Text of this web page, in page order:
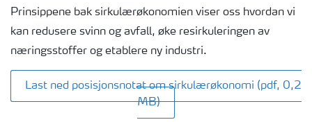
Prinsippene bak sirkulærøkonomien viser oss hvordan vi
kan redusere svinn og avfall, øke resirkuleringen av
næringsstoffer og etablere ny industri.
Last ned posisjonsnotat om sirkulærøkonomi (pdf, 0,2
MB)